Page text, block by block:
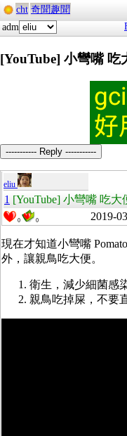
cht 奇聞趣聞
adm
[YouTube] 小彎嘴 吃
----------- Reply -----------
eliu
1 [YouTube] 小彎嘴 吃大
0 0 2019-
現在才知道小彎嘴
外，讓親鳥吃大便。
衛生，減少細菌感
親鳥吃掉屎，不要